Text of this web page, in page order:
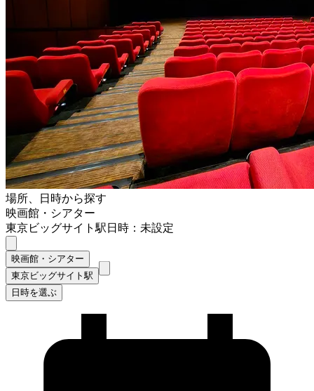
場所、日時から探す
映画館・シアター
東京ビッグサイト駅日時：未設定
映画館・シアター
東京ビッグサイト駅
日時を選ぶ